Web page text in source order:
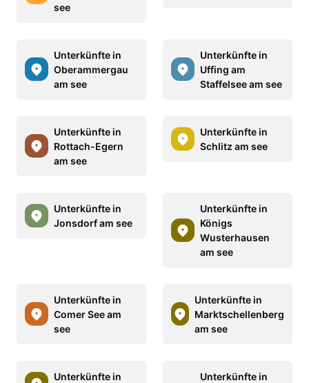
see
Unterkünfte in
Oberammergau
am see
Unterkünfte in
Uffing am
Staffelsee am see
Unterkünfte in
Rottach-Egern
am see
Unterkünfte in
Schlitz am see
Unterkünfte in
Jonsdorf am see
Unterkünfte in
Königs
Wusterhausen
am see
Unterkünfte in
Comer See am
see
Unterkünfte in
Marktschellenberg
am see
Unterkünfte in
Unterkünfte in